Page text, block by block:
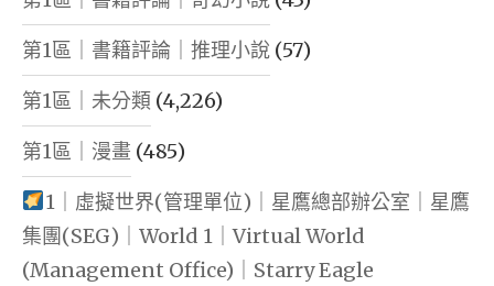
第1區｜書籍評論｜推理小說 (57)
第1區｜未分類 (4,226)
第1區｜漫畫 (485)
1｜虛擬世界(管理單位)｜星鷹總部辦公室｜星鷹
集團(SEG)｜World 1｜Virtual World
(Management Office)｜Starry Eagle